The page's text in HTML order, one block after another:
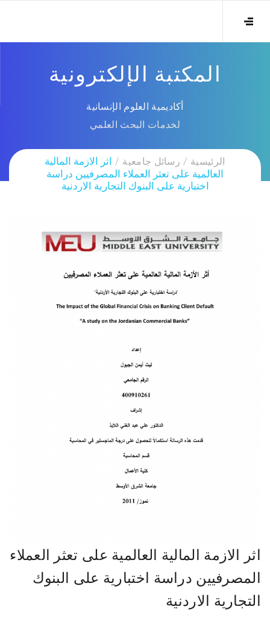
المكتبة الإلكترونية
أكاديمية العلوم الإنسانية
لخدمات البحث العلمي
الرئيسية رسائل جامعية
اثر الازمة المالية
العالمية على تعثر العملاء المصرفيين دراسة
اختبارية على البنوك التجارية الاردنية
اثر الازمة المالية العالمية على تعثر العملاء
المصرفيين دراسة اختبارية على البنوك
التجارية الاردنية